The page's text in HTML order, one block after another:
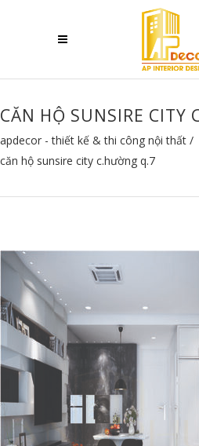
CĂN HỘ SUNSIRE CITY
apdecor - thiết kế & thi công nội thất /
căn hộ sunsire city c.hường q.7